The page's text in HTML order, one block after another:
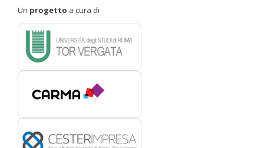
Un progetto a cura di